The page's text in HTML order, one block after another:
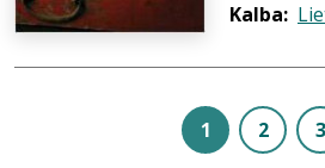
Kalba:
1 2 3